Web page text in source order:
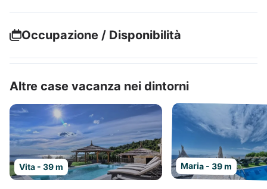
Occupazione / Disponibilità
Altre case vacanza nei dintorni
Vita - 39 m Maria - 39 m